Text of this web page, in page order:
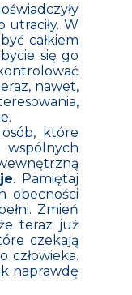
utraciły. W
całkiem
się go
nawet,
które
wspólnych
. Pamiętaj
obecności
Zmień
teraz już
czekają
człowieka.
naprawdę